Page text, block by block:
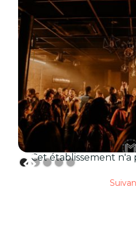
Cet établissement n'a